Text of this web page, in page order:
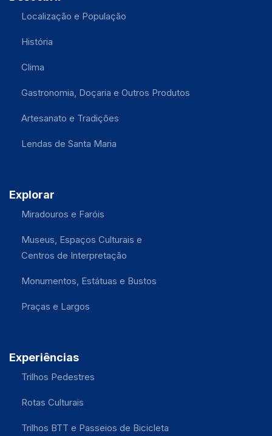
Localização e População
História
Clima
Gastronomia, Doçaria e Outros Produtos
Artesanato e Tradições
Lendas de Santa Maria
Explorar
Miradouros e Faróis
Museus, Espaços Culturais e
Centros de Interpretação
Monumentos, Estátuas e Bustos
Praças e Largos
Experiências
Trilhos Pedestres
Rotas Culturais
Trilhos BTT e Passeios de Bicicleta